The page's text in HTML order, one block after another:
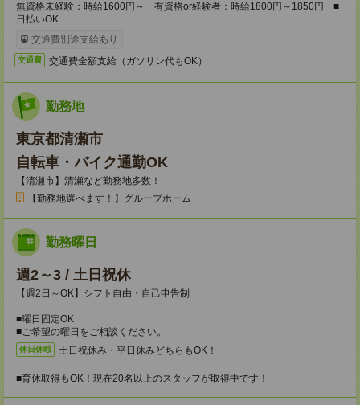
無資格未経験：時給1600円～ 有資格or経験者：時給1800円～1850円 ■
日払いOK
交通費別途支給あり
交通費 交通費全額支給（ガソリン代もOK）
勤務地
東京都清瀬市
自転車・バイク通勤OK
【清瀬市】清瀬など勤務地多数！
【勤務地選べます！】グループホーム
勤務曜日
週2～3 / 土日祝休
【週2日～OK】シフト自由・自己申告制
■曜日固定OK
■ご希望の曜日をご相談ください。
休日休暇 土日祝休み・平日休みどちらもOK！
■育休取得もOK！現在20名以上のスタッフが取得中です！